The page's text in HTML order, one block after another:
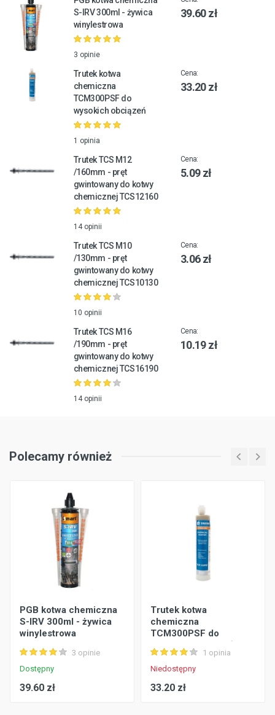
S-IRV 300ml - żywica
winylestrowa
3 opinie
39.60 zł
Trutek kotwa
chemiczna
TCM300PSF do
wysokich obciązeń
1 opinia
Cena:
33.20 zł
Trutek TCS M12
/160mm - pręt
gwintowany do kotwy
chemicznej TCS12160
14 opinii
Cena:
5.09 zł
Trutek TCS M10
/130mm - pręt
gwintowany do kotwy
chemicznej TCS10130
10 opinii
Cena:
3.06 zł
Trutek TCS M16
/190mm - pręt
gwintowany do kotwy
chemicznej TCS16190
14 opinii
Cena:
10.19 zł
Polecamy również
PGB kotwa chemiczna
S-IRV 300ml - żywica
winylestrowa
3 opinie
Dostępny
39.60 zł
Trutek kotwa
chemiczna
TCM300PSF do
wysokich obciązeń
1 opinia
Niedostępny
33.20 zł